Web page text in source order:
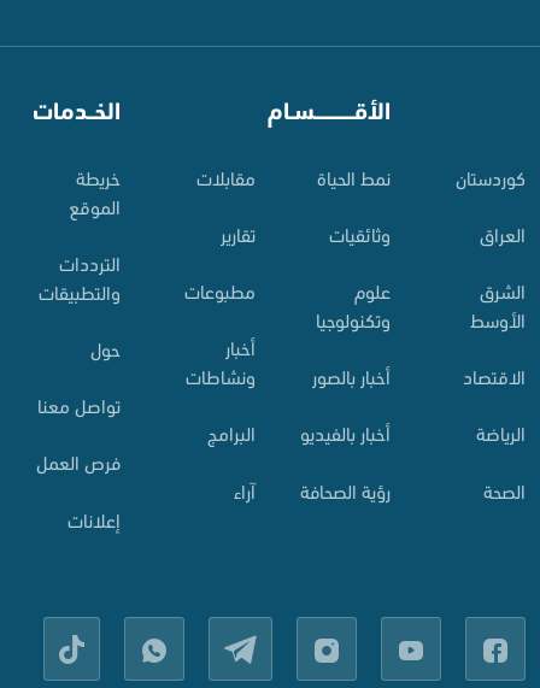
کوردستان
العراق
الشرق
الأوسط
الاقتصاد
الرياضة
الصحة
الأقـــــــــــسـام
نمط الحياة
وثائقيات
علوم
وتكنولوجيا
أخبار بالصور
أخبار بالفيديو
رؤية الصحافة
مقابلات
تقارير
مطبوعات
أخبار
ونشاطات
البرامج
آراء
الخــدمات
خريطة
الموقع
الترددات
والتطبيقات
حول
تواصل معنا
فرص العمل
إعلانات